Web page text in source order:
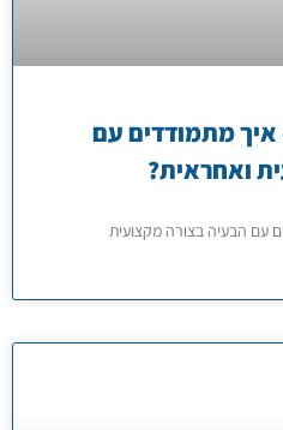
איך מתמודדים עם
ואחראית?
עם הבעיה בצורה מקצועית